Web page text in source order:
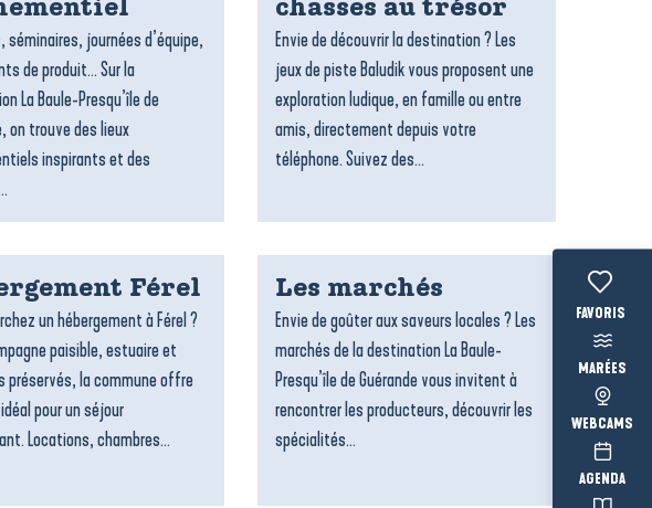
Voir les
MARÉES
WEBCAMS
AGENDA
séminaires, journées d’équipe,
de produit… Sur la
La Baule-Presqu’île de
on trouve des lieux
inspirants et des
chasses au trésor
Envie de découvrir la destination ? Les
jeux de piste Baludik vous proposent une
exploration ludique, en famille ou entre
amis, directement depuis votre
téléphone. Suivez des...
Férel
un hébergement à Férel ?
paisible, estuaire et
préservés, la commune offre
pour un séjour
Locations, chambres...
Les marchés
Envie de goûter aux saveurs locales ? Les
marchés de la destination La Baule-
Presqu’île de Guérande vous invitent à
rencontrer les producteurs, découvrir les
spécialités...